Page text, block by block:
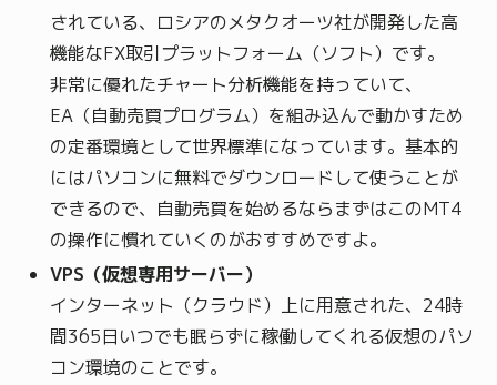
されている、ロシアのメタクオーツ社が開発した高
機能なFX取引プラットフォーム（ソフト）です。
非常に優れたチャート分析機能を持っていて、
EA（自動売買プログラム）を組み込んで動かすため
の定番環境として世界標準になっています。基本的
にはパソコンに無料でダウンロードして使うことが
できるので、自動売買を始めるならまずはこのMT4
の操作に慣れていくのがおすすめですよ。
VPS（仮想専用サーバー）
インターネット（クラウド）上に用意された、24時
間365日いつでも眠らずに稼働してくれる仮想のパソ
コン環境のことです。